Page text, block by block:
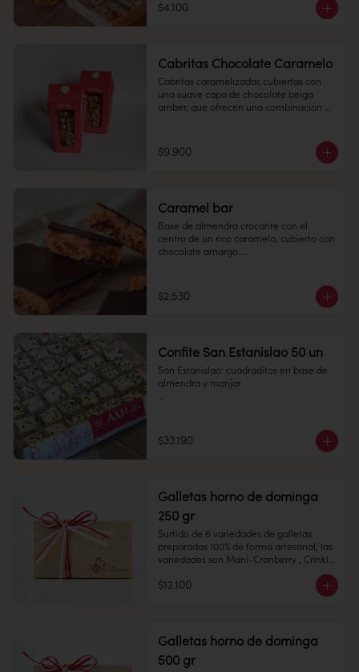
humedad.
Duración: 15 días.
Cantidad: 4 unidades
humedad.
$4.100
Cabritas Chocolate Caramelo
Cabritas caramelizadas cubiertas con
una suave capa de chocolate belga
amber, que ofrecen una combinación
180 grs.
Duración:
1 MES
$9.900
Caramel bar
Base de almendra crocante con el
centro de un rico caramelo, cubierto con
chocolate amargo.
Peso: 85 gr
$2.530
Confite San Estanislao 50 un
San Estanislao: cuadraditos en base de
almendra y manjar.
Conservación: Mantener sellado en un
lugar fresco y seco , entre 10-18 °C, 65%
$33.190
Galletas horno de dominga
250 gr
Surtido de 6 variedades de galletas
preparadas 100% de forma artesanal, las
variedades son Maní-Cranberry , Crinkle
de Chocolate, Mini Alfajores, Almendras,
Toffe y Avena Chips.
Conservación: Mantener sellado en un
lugar fresco y seco , entre 10-18 °C, 65%
humedad.
$12.100
Galletas horno de dominga
500 gr